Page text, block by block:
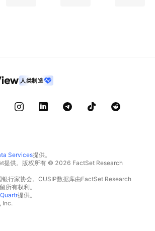
人类制造
Services提供。
提供。版权所有 © 2026 FactSet Research
行家协会。CUSIP数据库由FactSet Research
所有权利。
Quartr提供。
Inc.